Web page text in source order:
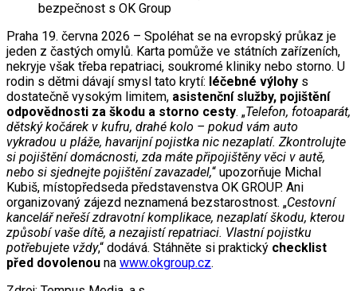
Praha 19. června 2026 – Spoléhat se na evropský průkaz je
jeden z častých omylů. Karta pomůže ve státních zařízeních,
nekryje však třeba repatriaci, soukromé kliniky nebo storno. U
rodin s dětmi dávají smysl tato krytí: léčebné výlohy s
dostatečně vysokým limitem, asistenční služby, pojištění
odpovědnosti za škodu a storno cesty. „Telefon, fotoaparát,
dětský kočárek v kufru, drahé kolo – pokud vám auto
vykradou u pláže, havarijní pojistka nic nezaplatí. Zkontrolujte
si pojištění domácnosti, zda máte připojištěny věci v autě,
nebo si sjednejte pojištění zavazadel,“ upozorňuje Michal
Kubiš, místopředseda představenstva OK GROUP. Ani
organizovaný zájezd neznamená bezstarostnost. „Cestovní
kancelář neřeší zdravotní komplikace, nezaplatí škodu, kterou
způsobí vaše dítě, a nezajistí repatriaci. Vlastní pojistku
potřebujete vždy,“ dodává. Stáhněte si praktický checklist
před dovolenou na www.okgroup.cz.